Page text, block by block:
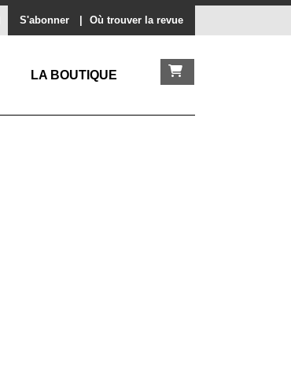
S'abonner Où trouver la revue
LA BOUTIQUE